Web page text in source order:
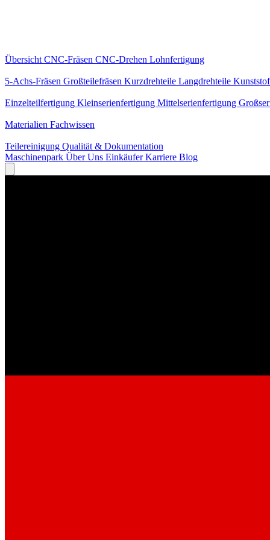
Übersicht CNC-Fräsen CNC-Drehen Lohnfertigung
5-Achs-Fräsen Großteilefräsen Kurzdrehteile Langdrehteile
Einzelteilfertigung Kleinserienfertigung Mittelserienfertigung
Materialien Fachwissen
Teilereinigung Qualität & Dokumentation
Maschinenpark Über Uns EinkäuferKarriere Blog